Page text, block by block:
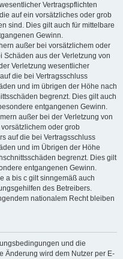
Vertragspflichten
auf ein vorsätzliches oder grob
sind. Dies gilt auch für mittelbare
Gewinn.
außer bei vorsätzlichem oder
aus der Verletzung von
Verletzung wesentlicher
die bei Vertragsschluss
und im übrigen der Höhe nach
begrenzt. Dies gilt auch
entgangenen Gewinn.
außer bei der Verletzung von
oder grob
auf die bei Vertragsschluss
und im Übrigen der Höhe
begrenzt. Dies gilt
entgangenen Gewinn.
a bis c gilt sinngemäß auch
des Betreibers.
nationalem Recht bleiben
und die
Änderung wird dem Nutzer per E-